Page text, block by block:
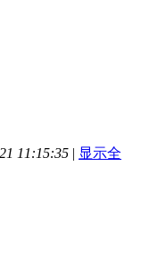
11:15:35 | 显示全